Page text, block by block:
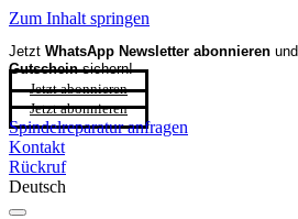
Zum Inhalt springen
Jetzt WhatsApp Newsletter abonnieren und
Gutscheinsichern!
Jetzt abonnieren
Jetzt abonnieren
Spindelreparatur anfragen
Kontakt
Rückruf
Deutsch